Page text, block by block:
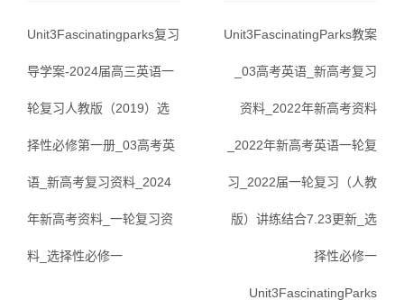
Unit3Fascinatingparks复习
导学案-2024届高三英语一
轮复习人教版（2019）选
择性必修第一册_03高考英
语_新高考复习资料_2024
年新高考资料_一轮复习资
料_选择性必修一
Unit3FascinatingParks教案
_03高考英语_新高考复习
资料_2022年新高考资料
_2022年新高考英语一轮复
习_2022届一轮复习（人教
版）讲练结合7.23更新_选
择性必修一
Unit3FascinatingParks